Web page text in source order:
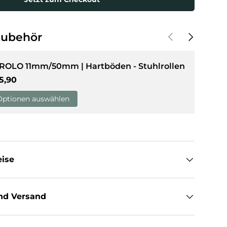
VorherigeNächste
11mm/50mm | Hartböden - Stuhlrollen
Preis
auswählen
Versand